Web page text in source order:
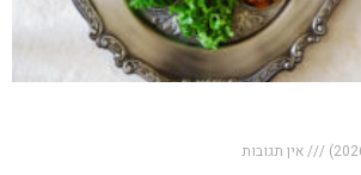
אין תגובות